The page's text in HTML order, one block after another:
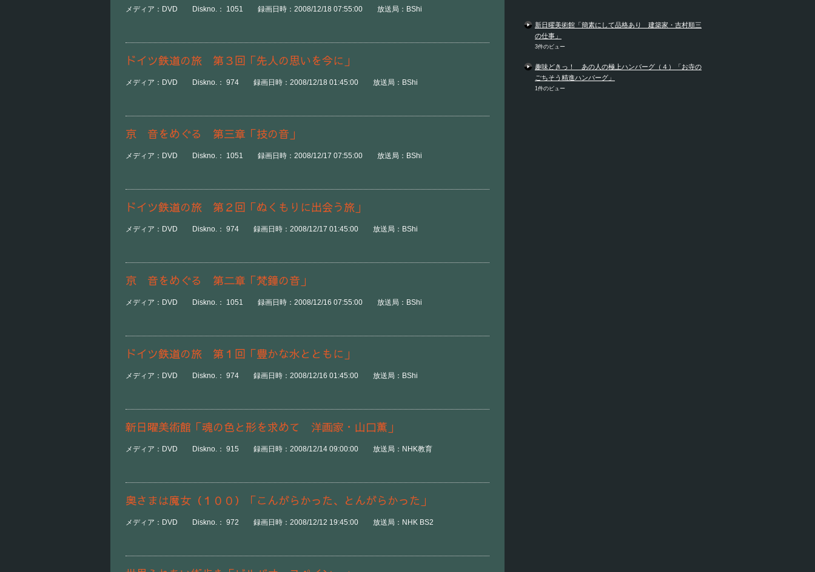
メディア：DVD Diskno.： 1051 録画日時：2008/12/18 07:55:00 放送局：BShi
ドイツ鉄道の旅 第３回「先人の思いを今に」
メディア：DVD Diskno.： 974 録画日時：2008/12/18 01:45:00 放送局：BShi
京 音をめぐる 第三章「技の音」
メディア：DVD Diskno.： 1051 録画日時：2008/12/17 07:55:00 放送局：BShi
ドイツ鉄道の旅 第２回「ぬくもりに出会う旅」
メディア：DVD Diskno.： 974 録画日時：2008/12/17 01:45:00 放送局：BShi
京 音をめぐる 第二章「梵鐘の音」
メディア：DVD Diskno.： 1051 録画日時：2008/12/16 07:55:00 放送局：BShi
ドイツ鉄道の旅 第１回「豊かな水とともに」
メディア：DVD Diskno.： 974 録画日時：2008/12/16 01:45:00 放送局：BShi
新日曜美術館「魂の色と形を求めて 洋画家・山口薫」
メディア：DVD Diskno.： 915 録画日時：2008/12/14 09:00:00 放送局：NHK教育
奥さまは魔女（１００）「こんがらかった、とんがらかった」
メディア：DVD Diskno.： 972 録画日時：2008/12/12 19:45:00 放送局：NHK BS2
新日曜美術館「簡素にして品格あり 建築家・吉村順三
の仕事」
3件のビュー
趣味どきっ！ あの人の極上ハンバーグ（４）「お寺の
ごちそう精進ハンバーグ」
1件のビュー